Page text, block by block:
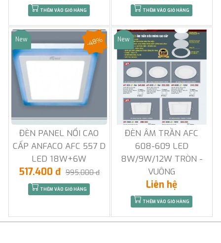
THÊM VÀO GIỎ HÀNG THÊM VÀO GIỎ HÀNG
Sale
New
ĐÈN PANEL NỔI CAO
CẤP ANFACO AFC 557 D
LED 18W+6W
-48%
517.400 đ 995.000 đ
THÊM VÀO GIỎ HÀNG
Sale
New
ĐÈN ÂM TRẦN AFC
608-609 LED
8W/9W/12W TRÒN -
VUÔNG
Liên hệ
THÊM VÀO GIỎ HÀNG